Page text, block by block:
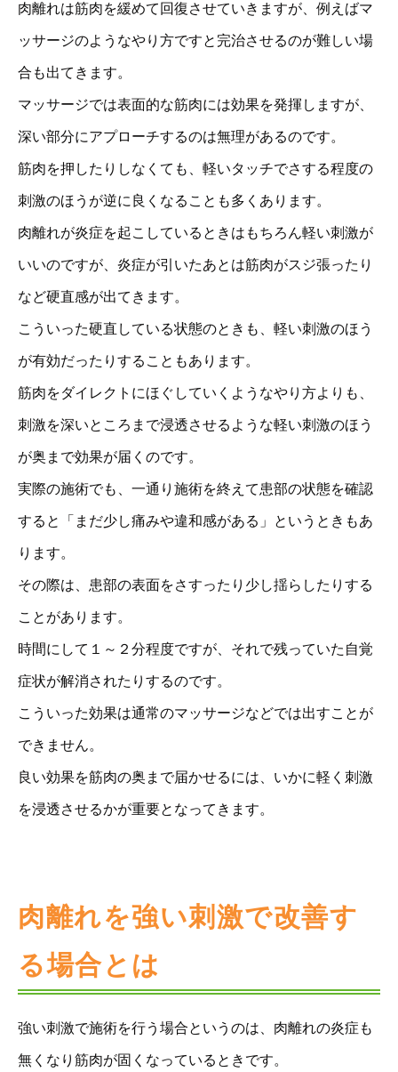
肉離れは筋肉を緩めて回復させていきますが、例えばマ
ッサージのようなやり方ですと完治させるのが難しい場
合も出てきます。
マッサージでは表面的な筋肉には効果を発揮しますが、
深い部分にアプローチするのは無理があるのです。
筋肉を押したりしなくても、軽いタッチでさする程度の
刺激のほうが逆に良くなることも多くあります。
肉離れが炎症を起こしているときはもちろん軽い刺激が
いいのですが、炎症が引いたあとは筋肉がスジ張ったり
など硬直感が出てきます。
こういった硬直している状態のときも、軽い刺激のほう
が有効だったりすることもあります。
筋肉をダイレクトにほぐしていくようなやり方よりも、
刺激を深いところまで浸透させるような軽い刺激のほう
が奥まで効果が届くのです。
実際の施術でも、一通り施術を終えて患部の状態を確認
すると「まだ少し痛みや違和感がある」というときもあ
ります。
その際は、患部の表面をさすったり少し揺らしたりする
ことがあります。
時間にして１～２分程度ですが、それで残っていた自覚
症状が解消されたりするのです。
こういった効果は通常のマッサージなどでは出すことが
できません。
良い効果を筋肉の奥まで届かせるには、いかに軽く刺激
を浸透させるかが重要となってきます。
肉離れを強い刺激で改善す
る場合とは
強い刺激で施術を行う場合というのは、肉離れの炎症も
無くなり筋肉が固くなっているときです。